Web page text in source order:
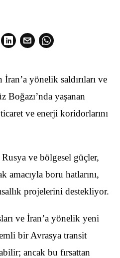
yönelik saldırıları ve
Boğazı’nda yaşanan
ve enerji koridorlarını
ve bölgesel güçler,
amacıyla boru hatlarını,
projelerini destekliyor.
ve İran’a yönelik yeni
bir Avrasya transit
ancak bu fırsattan